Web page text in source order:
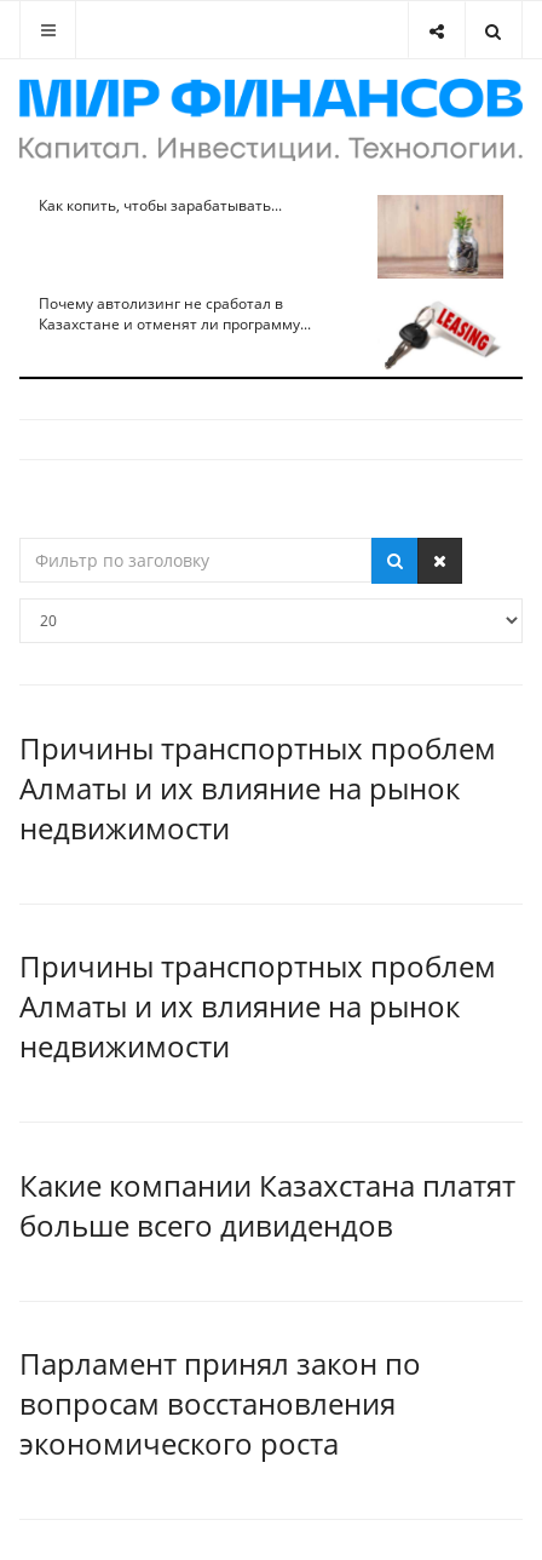
Как копить, чтобы зарабатывать...
Почему автолизинг не сработал в
Казахстане и отменят ли программу...
по
Причины транспортных проблем
Алматы и их влияние на рынок
недвижимости
Причины транспортных проблем
Алматы и их влияние на рынок
недвижимости
Какие компании Казахстана платят
больше всего дивидендов
Парламент принял закон по
вопросам восстановления
экономического роста